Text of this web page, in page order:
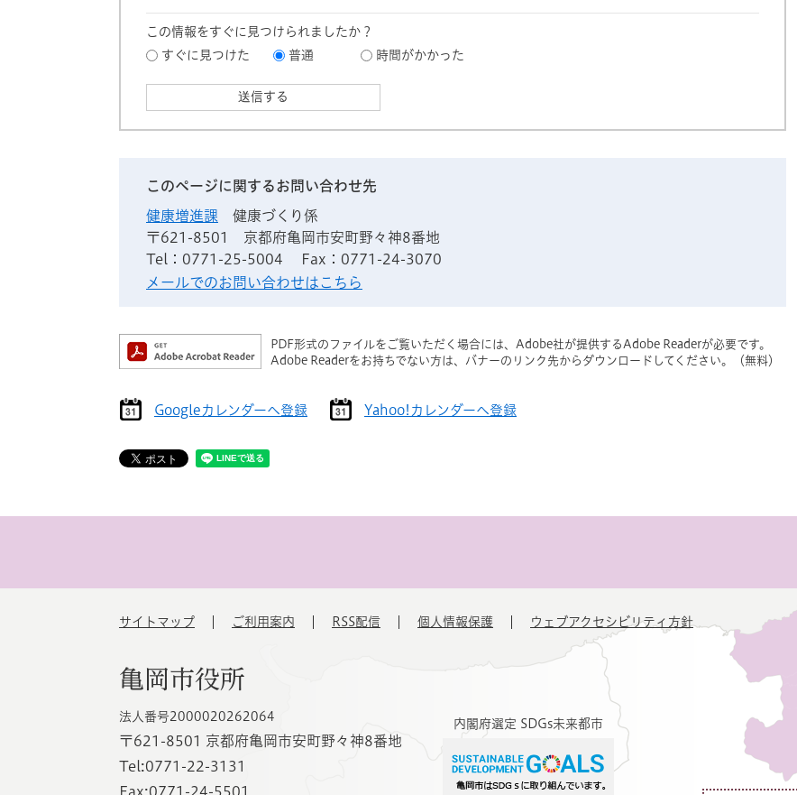
この情報をすぐに見つけられましたか？
すぐに見つけた
普通 時間がかかった
このページに関するお問い合わせ先
健康増進課
健康づくり係
〒621-8501
京都府亀岡市安町野々神8番地
Tel：0771-25-5004
Fax：0771-24-3070
メールでのお問い合わせはこちら
PDF形式のファイルをご覧いただく場合には、Adobe社が提供するAdobe Readerが必要です。
Adobe Readerをお持ちでない方は、バナーのリンク先からダウンロードしてください。（無料）
Googleカレンダーへ登録 Yahoo!カレンダーへ登録
サイトマップ ご利用案内 RSS配信 個人情報保護 ウェブアクセシビリティ方針
亀岡市役所
法人番号2000020262064
〒621-8501 京都府亀岡市安町野々神8番地
Tel:0771-22-3131
Fax:0771-24-5501
内閣府選定 SDGs未来都市